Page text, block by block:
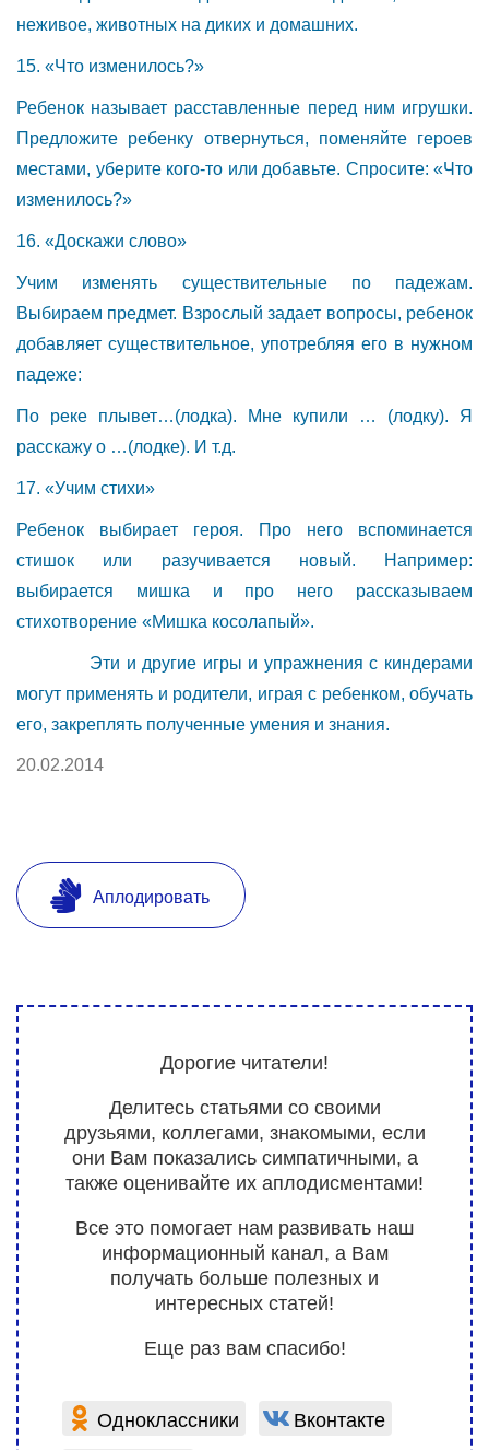
неживое, животных на диких и домашних.
15. «Что изменилось?»
Ребенок называет расставленные перед ним игрушки.
Предложите ребенку отвернуться, поменяйте героев
местами, уберите кого-то или добавьте. Спросите: «Что
изменилось?»
16. «Доскажи слово»
Учим изменять существительные по падежам.
Выбираем предмет. Взрослый задает вопросы, ребенок
добавляет существительное, употребляя его в нужном
падеже:
По реке плывет…(лодка). Мне купили … (лодку). Я
расскажу о …(лодке). И т.д.
17. «Учим стихи»
Ребенок выбирает героя. Про него вспоминается
стишок или разучивается новый. Например:
выбирается мишка и про него рассказываем
стихотворение «Мишка косолапый».
Эти и другие игры и упражнения с киндерами
могут применять и родители, играя с ребенком, обучать
его, закреплять полученные умения и знания.
20.02.2014
Аплодировать
Дорогие читатели!
Делитесь статьями со своими
друзьями, коллегами, знакомыми, если
они Вам показались симпатичными, а
также оценивайте их аплодисментами!
Все это помогает нам развивать наш
информационный канал, а Вам
получать больше полезных и
интересных статей!
Еще раз вам спасибо!
Одноклассники
Вконтакте